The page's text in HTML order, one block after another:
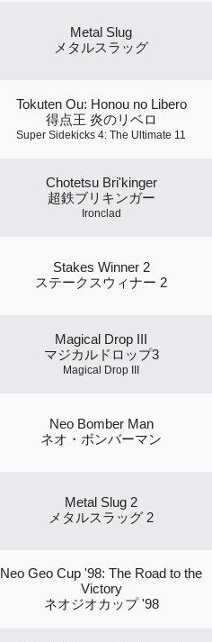
Metal Slug
メタルスラッグ
Tokuten Ou: Honou no Libero
得点王 炎のリベロ
Super Sidekicks 4: The Ultimate 11
Chotetsu Bri'kinger
超鉄ブリキンガー
Ironclad
Stakes Winner 2
ステークスウィナー 2
Magical Drop III
マジカルドロップ3
Magical Drop III
Neo Bomber Man
ネオ・ボンバーマン
Metal Slug 2
メタルスラッグ 2
Neo Geo Cup '98: The Road to the
Victory
ネオジオカップ '98